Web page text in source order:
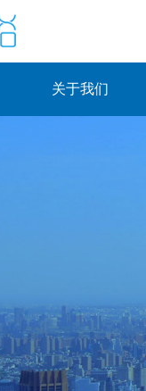
关于我们